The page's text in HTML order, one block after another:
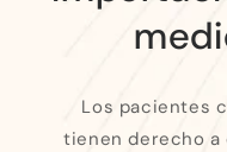
Los pacientes
tienen derecho a